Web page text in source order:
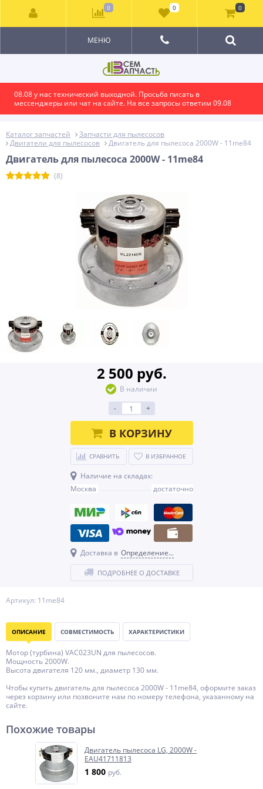
08.08 у нас технический выходной. Просьба писать в
мессенджеры или чат на сайте. На все запросы ответим 09.08
МЕНЮ
Каталог запчастей
Запчасти для пылесосов
Двигатели для пылесосов
Двигатель для пылесоса 2000W - 11me84
Двигатель для пылесоса 2000W - 11me84
(8)
Артикул: 11me84
2 500 руб.
В наличии
-
+
В КОРЗИНУ
СРАВНИТЬ В ИЗБРАННОЕ
Наличие на складах:
Москва
достаточно
Доставка в Определение...
ПОДРОБНЕЕ О ДОСТАВКЕ
ОПИСАНИЕ СОВМЕСТИМОСТЬ ХАРАКТЕРИСТИКИ
Мотор (турбина) VAC023UN для пылесосов.
Мощность 2000W.
Высота двигателя 120 мм., диаметр 130 мм.
Чтобы купить двигатель для пылесоса 2000W - 11me84, оформите заказ
через корзину или позвоните нам по номеру телефона, указанному на
сайте.
Похожие товары
Двигатель пылесоса LG, 2000W -
EAU41711813
1 800 руб.
0 0 0